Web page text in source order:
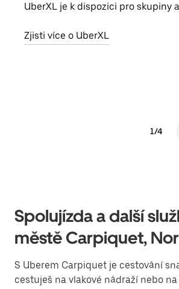
UberXL je k dispozici pro skupiny
Zjisti více o UberXL
1/4
Spolujízda a další
městě Carpiquet,
S Uberem Carpiquet je cestování
cestuješ na vlakové nádraží nebo